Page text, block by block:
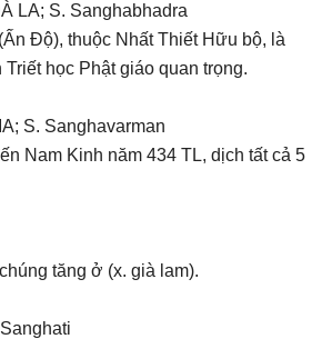
LA; S. Sanghabhadra
Độ), thuộc Nhất Thiết Hữu bộ, là
học Phật giáo quan trọng.
S. Sanghavarman
Nam Kinh năm 434 TL, dịch tất cả 5
tăng ở (x. già lam).